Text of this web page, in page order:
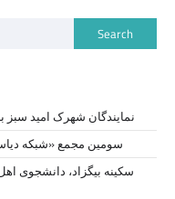
Search
نمايندگان شهرک امید سبز
سومین مجمع «شبکه
سکینه بیگزاد، دانشجوی